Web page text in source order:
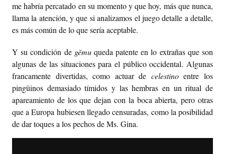
me habría percatado en su momento y que hoy, más que nunca,
llama la atención, y que si analizamos el juego detalle a detalle,
es más común de lo que sería aceptable.
Y su condición de gēmu queda patente en lo extrañas que son
algunas de las situaciones para el público occidental. Algunas
francamente divertidas, como actuar de celestinoentre los
pingüinos demasiado tímidos y las hembras en un ritual de
apareamiento de los que dejan con la boca abierta, pero otras
que a Europa hubiesen llegado censuradas, como la posibilidad
de dar toques a los pechos de Ms. Gina.